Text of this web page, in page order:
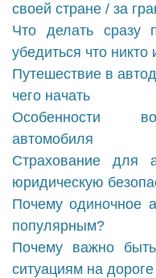
своей стране / за
Что делать сразу
убедиться что
Путешествие в
чего начать
Особенности
автомобиля
Страхование для
юридическую
Почему одиночное
популярным?
Почему важно
ситуациям на дороге